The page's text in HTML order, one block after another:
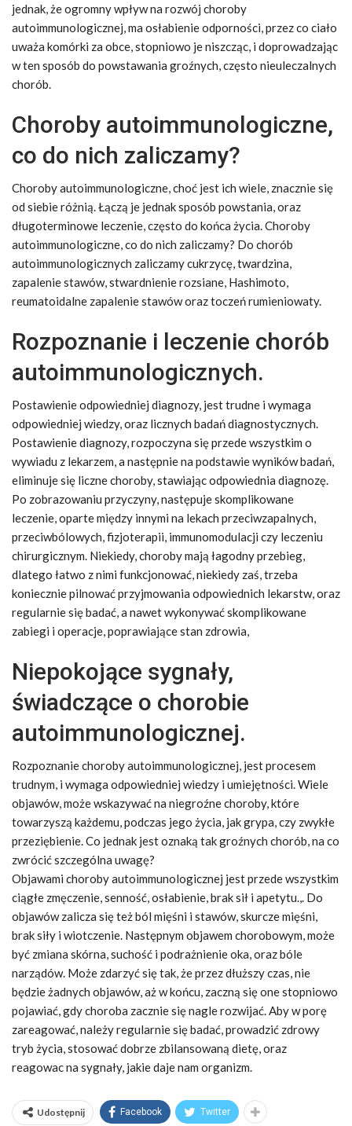
jednak, że ogromny wpływ na rozwój choroby
autoimmunologicznej, ma osłabienie odporności, przez co ciało
uważa komórki za obce, stopniowo je niszcząc, i doprowadzając
w ten sposób do powstawania groźnych, często nieuleczalnych
chorób.
Choroby autoimmunologiczne,
co do nich zaliczamy?
Choroby autoimmunologiczne, choć jest ich wiele, znacznie się
od siebie różnią. Łączą je jednak sposób powstania, oraz
długoterminowe leczenie, często do końca życia. Choroby
autoimmunologiczne, co do nich zaliczamy? Do chorób
autoimmunologicznych zaliczamy cukrzycę, twardzina,
zapalenie stawów, stwardnienie rozsiane, Hashimoto,
reumatoidalne zapalenie stawów oraz toczeń rumieniowaty.
Rozpoznanie i leczenie chorób
autoimmunologicznych.
Postawienie odpowiedniej diagnozy, jest trudne i wymaga
odpowiedniej wiedzy, oraz licznych badań diagnostycznych.
Postawienie diagnozy, rozpoczyna się przede wszystkim o
wywiadu z lekarzem, a następnie na podstawie wyników badań,
eliminuje się liczne choroby, stawiając odpowiednia diagnozę.
Po zobrazowaniu przyczyny, następuje skomplikowane
leczenie, oparte między innymi na lekach przeciwzapalnych,
przeciwbólowych, fizjoterapii, immunomodulacji czy leczeniu
chirurgicznym. Niekiedy, choroby mają łagodny przebieg,
dlatego łatwo z nimi funkcjonować, niekiedy zaś, trzeba
koniecznie pilnować przyjmowania odpowiednich lekarstw, oraz
regularnie się badać, a nawet wykonywać skomplikowane
zabiegi i operacje, poprawiające stan zdrowia,
Niepokojące sygnały,
świadczące o chorobie
autoimmunologicznej.
Rozpoznanie choroby autoimmunologicznej, jest procesem
trudnym, i wymaga odpowiedniej wiedzy i umiejętności. Wiele
objawów, może wskazywać na niegroźne choroby, które
towarzyszą każdemu, podczas jego życia, jak grypa, czy zwykłe
przeziębienie. Co jednak jest oznaką tak groźnych chorób, na co
zwrócić szczególna uwagę?
Objawami choroby autoimmunologicznej jest przede wszystkim
ciągłe zmęczenie, senność, osłabienie, brak sił i apetytu.,. Do
objawów zalicza się też ból mięśni i stawów, skurcze mięśni,
brak siły i wiotczenie. Następnym objawem chorobowym, może
być zmiana skórna, suchość i podrażnienie oka, oraz bóle
narządów. Może zdarzyć się tak, że przez dłuższy czas, nie
będzie żadnych objawów, aż w końcu, zaczną się one stopniowo
pojawiać, gdy choroba zacznie się nagle rozwijać. Aby w porę
zareagować, należy regularnie się badać, prowadzić zdrowy
tryb życia, stosować dobrze zbilansowaną dietę, oraz
reagowac na sygnały, jakie daje nam organizm.
Udostępnij Facebook Twitter